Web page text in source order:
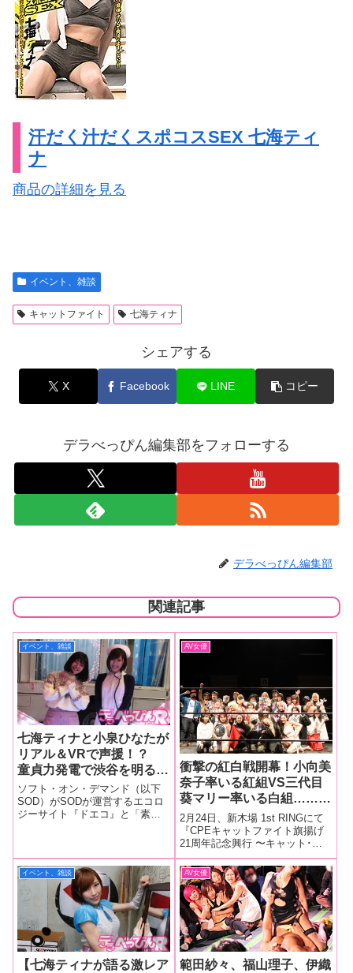
汗だく汁だくスポコスSEX 七海ティ
ナ
商品の詳細を見る
イベント、雑談
キャットファイト 七海ティナ
シェアする
X Facebook LINE コピー
デラべっぴん編集部をフォローする
デラべっぴん編集部
関連記事
イベント、雑談
七海ティナと小泉ひなたが
リアル＆VRで声援！？
童貞力発電で渋谷を明るく
する！ SOD「ドエコ」
が「DTテレビ」とコラボ
イベント「ホワイトデーイ
ソフト・オン・デマンド（以下
SOD）がSODが運営するエコロ
ジーサイト『ドエコ』と「素晴
『SODのエコロジーキャンペー
ン』を展開！「ほとばしる、行
AV女優
衝撃の紅白戦開幕！小向美
奈子率いる紅組VS三代目
葵マリー率いる白組……勝
利はどちらの手に？！
『CPEキャットファイト
旗揚げ21周年記念興行 〜
キャット･パニック･エンタ
ーテイメント2022〜』レ
ポート
2月24日、新木場 1st RINGにて
『CPEキャットファイト旗揚げ
21周年記念興行 〜キャット･パ
ニック･エンターテイメント
2022〜』が開催されました！
今回はなんと紅組と白組にわか
れての紅白戦。紅組は小向美奈
子＆大和ヒロシ軍団。対す
イベント、雑談
【七海ティナが語る激レア
AV女優
範田紗々、福山理子、伊織